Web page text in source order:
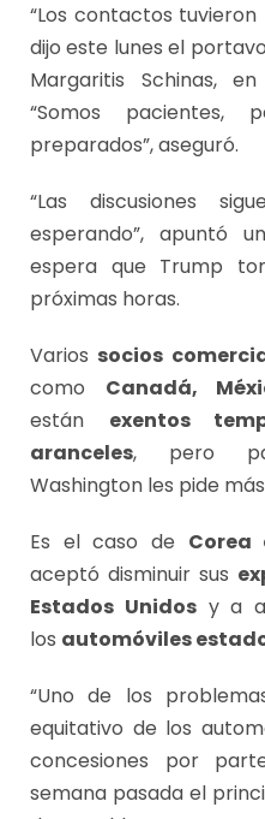
“Los contactos tuvieron
dijo este lunes el
Margaritis Schinas,
“Somos pacientes,
preparados”, aseguró.
“Las discusiones
esperando”, apuntó
espera que Trump
próximas horas.
Varios socios
como Canadá,
están exentos
aranceles, pero
Washington les pide
Es el caso de Corea
aceptó disminuir sus
Estados Unidosy a
los automóviles
“Uno de los
equitativo de los
concesiones por
semana pasada el